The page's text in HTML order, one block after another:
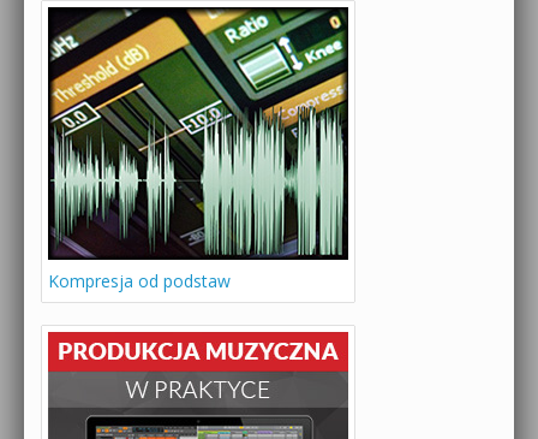
Kompresja od podstaw